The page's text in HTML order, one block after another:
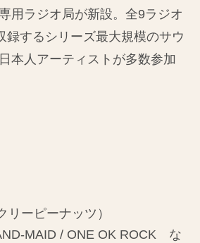
用ラジオ局が新設。全9ラジオ
録するシリーズ最大規模のサウ
本人アーティストが多数参加
リーピーナッツ）
MAID / ONE OK ROCK な